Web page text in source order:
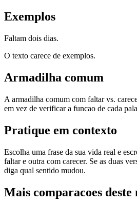
Exemplos
Faltam dois dias.
O texto carece de exemplos.
Armadilha comum
A armadilha comum com faltar vs.
em vez de verificar a funcao de cada
Pratique em contexto
Escolha uma frase da sua vida real e
faltar e outra com carecer. Se as duas
diga qual sentido mudou.
Mais comparacoes deste